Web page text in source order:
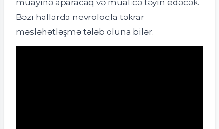
müayinə aparacaq və müalicə təyin edəcək.
Bəzi hallarda nevroloqla təkrar
məsləhətləşmə tələb oluna bilər.